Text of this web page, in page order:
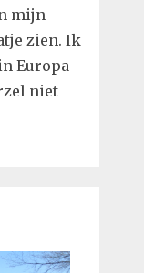
mijn
zien. Ik
Europa
niet